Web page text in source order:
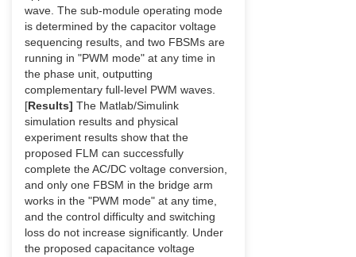
wave. The sub-module operating mode
is determined by the capacitor voltage
sequencing results, and two FBSMs are
running in "PWM mode" at any time in
the phase unit, outputting
complementary full-level PWM waves.
[Results] The Matlab/Simulink
simulation results and physical
experiment results show that the
proposed FLM can successfully
complete the AC/DC voltage conversion,
and only one FBSM in the bridge arm
works in the "PWM mode" at any time,
and the control difficulty and switching
loss do not increase significantly. Under
the proposed capacitance voltage